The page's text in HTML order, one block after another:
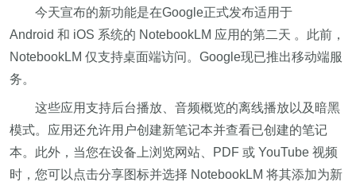
今天宣布的新功能是在Google正式发布适用于
Android 和 iOS 系统的 NotebookLM 应用的第二天 。此前，
NotebookLM 仅支持桌面端访问。Google现已推出移动端服
务。
这些应用支持后台播放、音频概览的离线播放以及暗黑
模式。应用还允许用户创建新笔记本并查看已创建的笔记
本。此外，当您在设备上浏览网站、PDF 或 YouTube 视频
时，您可以点击分享图标并选择 NotebookLM 将其添加为新